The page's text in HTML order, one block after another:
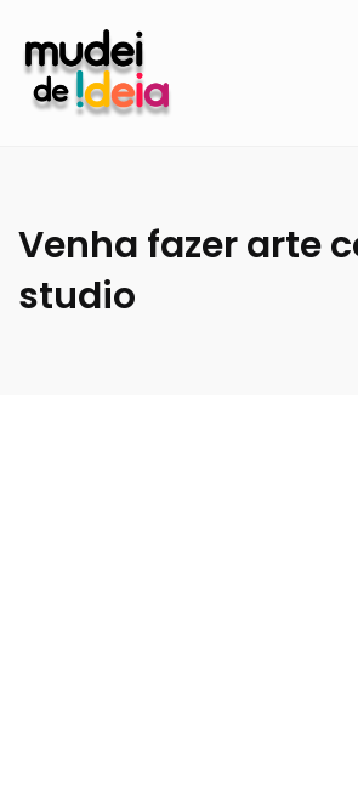
Venha fazer arte
studio